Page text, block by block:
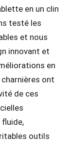
en un clin
testé les
et nous
innovant et
en
ont
de ces
outils